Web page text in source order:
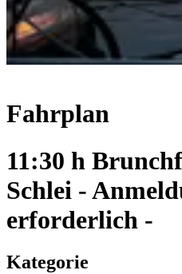
Fahrplan
11:30 h
Schlei -
erforderlich -
Kategorie